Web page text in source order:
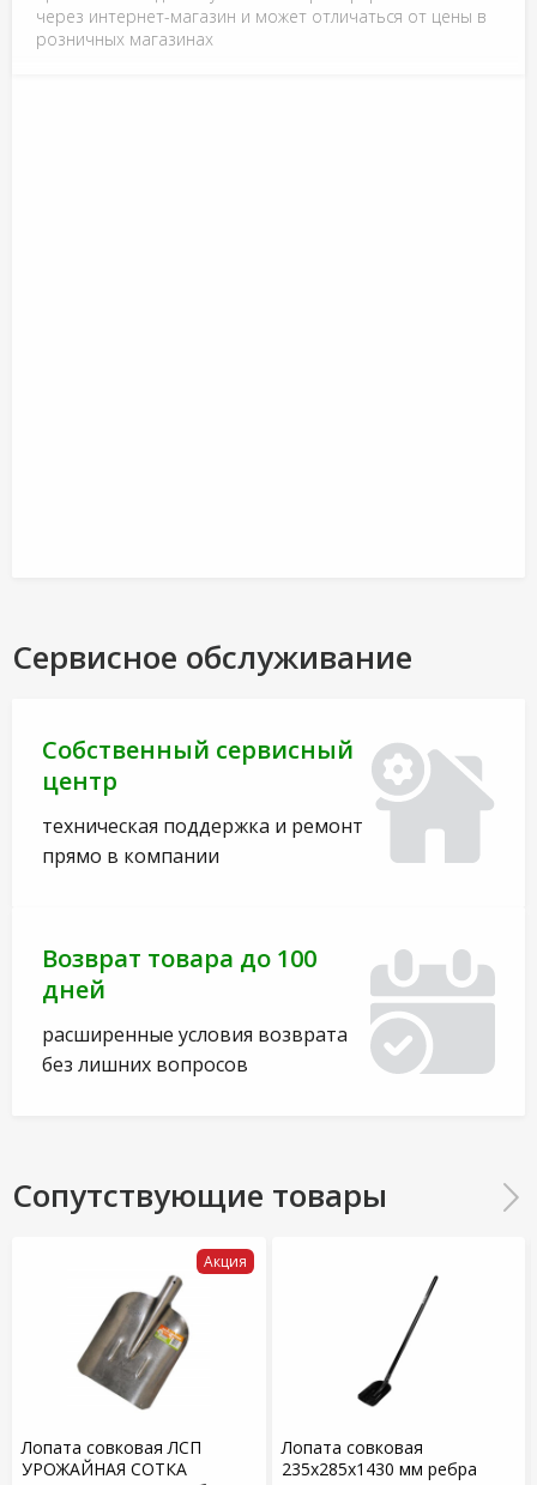
через интернет-магазин и может отличаться от цены в
розничных магазинах
Сервисное обслуживание
Собственный сервисный
центр
техническая поддержка и ремонт
прямо в компании
Возврат товара до 100
дней
расширенные условия возврата
без лишних вопросов
Сопутствующие товары
Акция
Лопата совковая ЛСП
УРОЖАЙНАЯ СОТКА
Лопата совковая
235х285х1430 мм ребра